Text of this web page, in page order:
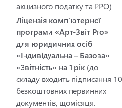
акцизного податку та РРО)
Ліцензія комп’ютерної
програми «Арт-Звіт Pro»
для юридичних осіб
«Індивідуальна – Базова»
«Звітність» на 1 рік (до
складу входить підписання 10
безкоштовних первинних
документів, щомісяця.